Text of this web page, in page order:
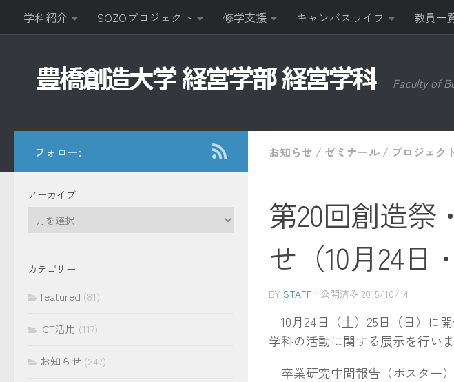
コンテンツへスキップ
学科紹介 SOZOプロジェクト 修学支援 キャンパスライフ 教員一
Faculty of
お知らせ / ゼミナール / プロジェク
第20回創造祭
せ（10月24日
BY STAFF · 公開済み 2015/10/14
10月24日（土）25日（日）に
学科の活動に関する展示を行いま
卒業研究中間報告（ポスター
フォロー:
アーカイブ
イ
カテゴリー
featured (81)
ICT活用 (117)
お知らせ (247)